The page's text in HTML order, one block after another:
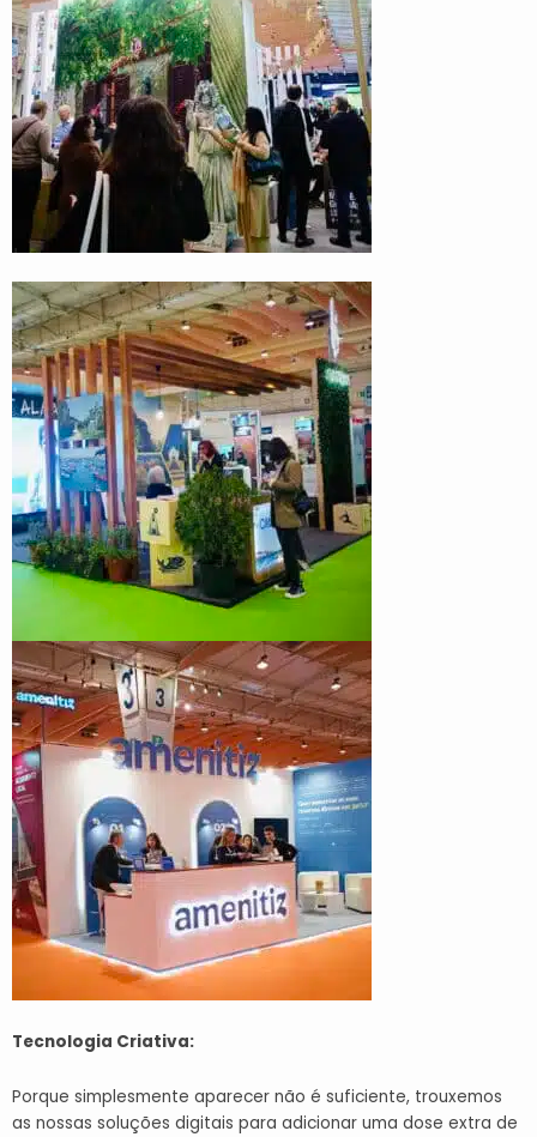
Tecnologia Criativa:
Porque simplesmente aparecer não é suficiente, trouxemos
as nossas soluções digitais para adicionar uma dose extra de